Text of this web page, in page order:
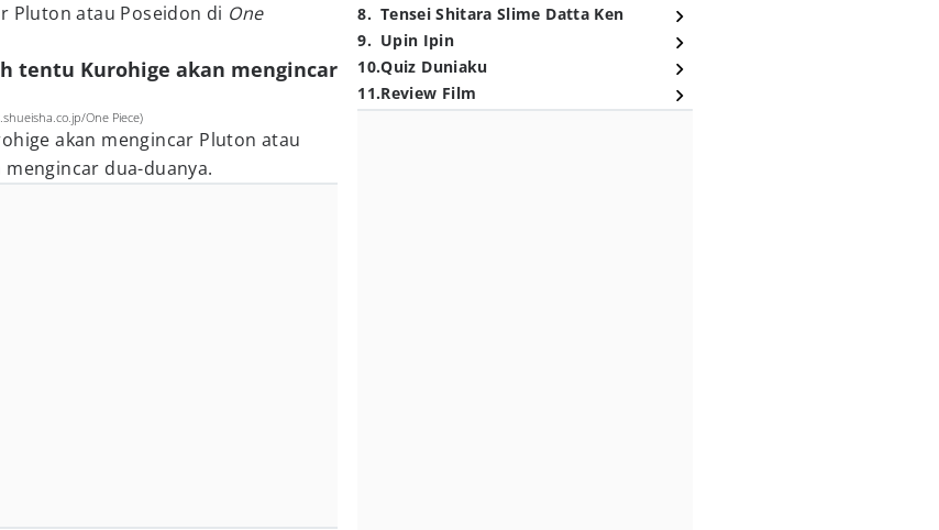
Pluton atau Poseidon di One
tentu Kurohige akan mengincar
One Piece)
akan mengincar Pluton atau
dua-duanya.
8. Tensei Shitara Slime Datta Ken
9. Upin Ipin
10.Quiz Duniaku
11.Review Film